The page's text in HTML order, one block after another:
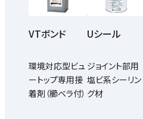
VTボンド
環境対応型ビュ
ートップ専用接
着剤（櫛ベラ付）
Uシール
ジョイント部用
塩ビ系シーリン
グ材